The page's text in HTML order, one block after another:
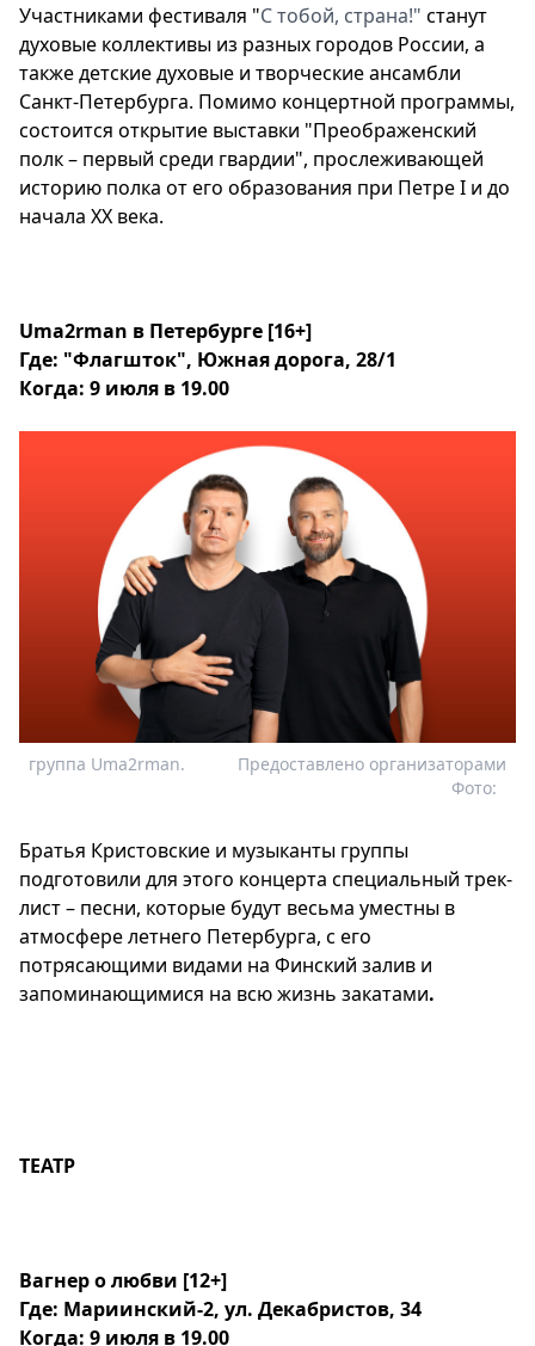
Участниками фестиваля "С тобой, страна!" станут
духовые коллективы из разных городов России, а
также детские духовые и творческие ансамбли
Санкт-Петербурга. Помимо концертной программы,
состоится открытие выставки "Преображенский
полк – первый среди гвардии", прослеживающей
историю полка от его образования при Петре I и до
начала XX века.
Uma2rman в Петербурге [16+]
Где: "Флагшток", Южная дорога, 28/1
Когда: 9 июля в 19.00
группа Uma2rman.
Предоставлено организаторами
Фото:
Братья Кристовские и музыканты группы
подготовили для этого концерта специальный трек-
лист – песни, которые будут весьма уместны в
атмосфере летнего Петербурга, с его
потрясающими видами на Финский залив и
запоминающимися на всю жизнь закатами.
ТЕАТР
Вагнер о любви [12+]
Где: Мариинский-2, ул. Декабристов, 34
Когда: 9 июля в 19.00